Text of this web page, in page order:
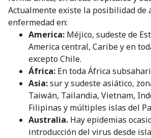
Actualmente existe la posibilidad de
enfermedad en:
America: Méjico, sudeste de
America central, Caribe y en
excepto Chile.
África: En toda África
Asia:sur y sudeste asiático,
Taiwán, Tailandia, Vietnam,
Filipinas y múltiples islas del
Australia. Hay epidemias
introducción del virus desde